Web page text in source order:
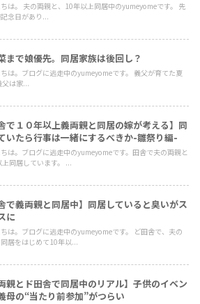
は。 夫の両親と、10年以上同居中のyumeyomeです。 先
念日があり...
まで娘優先。同居家族は後回し？
は。ブログに逃走中のyumeyomeです。 義父が育てた夏
父は家...
で１０年以上義両親と同居の嫁が考える】同
いたら行事は一緒にするべきか-雛祭り編-
は。ブログに逃走中のyumeyomeです。田舎で夫の両親と
上同居しています。 ...
で義両親と同居中】同居していると臭いがス
に
は。ブログに逃走中のyumeyomeです。 ど田舎で、夫の
居をはじめて10年以...
親とド田舎で同居中のリアル】子供のイベン
母の“当たり前参加”がつらい